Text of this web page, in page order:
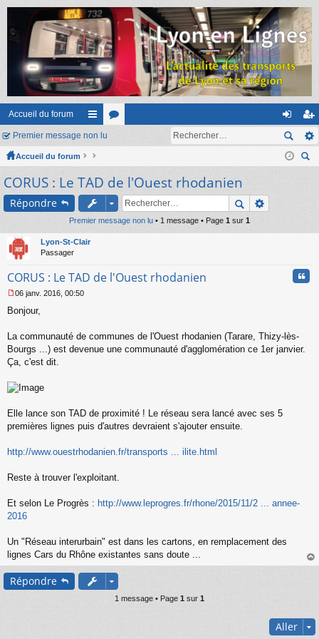
Accueil du forum
ac
co
ur
ci
s
m
on
ne
ns
cri
Premier message non lu
Accueil du forum
CORUS : Le TAD de l'Ouest rhodanien
Répondre
Premier message non lu • 1 message • Page 1 sur 1
Lyon-St-Clair
Passager
CORUS : Le TAD de l'Ouest rhodanien
e
s
g
e
o
l
u
06 janv. 2016, 00:50
Bonjour,
La communauté de communes de l'Ouest rhodanien (Tarare, Thizy-lès-
Bourgs ...) est devenue une communauté d'agglomération ce 1er janvier.
Ça, c'est dit.
Elle lance son TAD de proximité ! Le réseau sera lancé avec ses 5
premières lignes puis d'autres devraient s'ajouter ensuite.
http://www.ouestrhodanien.fr/transports ... ilite.html
Reste à trouver l'exploitant.
Et selon Le Progrès : http://www.leprogres.fr/rhone/2015/11/2 ... annee-
2016
Un "Réseau interurbain" est dans les cartons, en remplacement des
lignes Cars du Rhône existantes sans doute ...
au
Répondre
1 message • Page 1 sur 1
Aller